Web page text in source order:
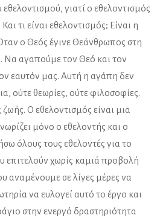
γιατί ο εθελοντισμός
τι είναι εθελοντισμός; Είναι η
ο Θεός έγινε Θεάνθρωπος στη
Να αγαπούμε τον Θεό και τον
εαυτόν μας. Αυτή η αγάπη δεν
ούτε θεωρίες, ούτε φιλοσοφίες.
Ο εθελοντισμός είναι μια
μόνο ο εθελοντής και ο
όλους τους εθελοντές για το
επιτελούν χωρίς καμιά προβολή
αναμένουμε σε λίγες μέρες να
να ευλογεί αυτό το έργο και
στην ενεργό δραστηριότητα